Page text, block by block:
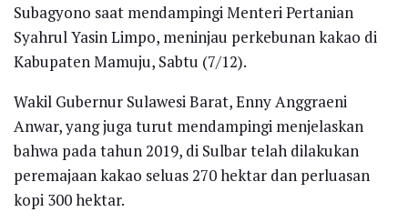
Subagyono saat mendampingi Menteri Pertanian
Syahrul Yasin Limpo, meninjau perkebunan kakao di
Kabupaten Mamuju, Sabtu (7/12).
Wakil Gubernur Sulawesi Barat, Enny Anggraeni
Anwar, yang juga turut mendampingi menjelaskan
bahwa pada tahun 2019, di Sulbar telah dilakukan
peremajaan kakao seluas 270 hektar dan perluasan
kopi 300 hektar.